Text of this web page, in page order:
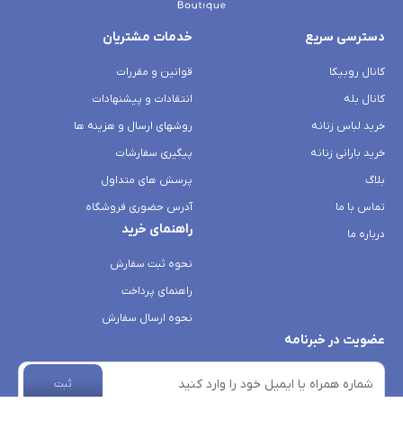
دسترسی سریع
کانال روبیکا
کانال بله
خرید لباس زنانه
خرید بارانی زنانه
بلاگ
تماس با ما
درباره ما
خدمات مشتریان
قوانین و مقررات
انتقادات و پیشنهادات
روشهای ارسال و هزینه ها
پیگیری سفارشات
پرسش های متداول
آدرس حضوری فروشگاه
راهنمای خرید
نحوه ثبت سفارش
راهنمای پرداخت
نحوه ارسال سفارش
عضویت در خبرنامه
ثبت